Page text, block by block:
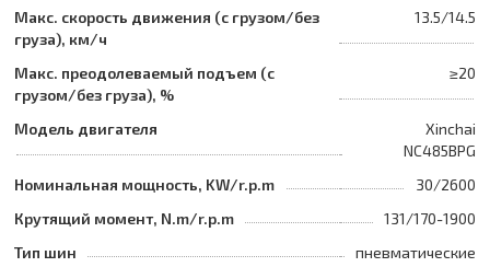
Макс. скорость движения (с грузом/без
груза), км/ч
13.5/14.5
Макс. преодолеваемый подъем (с
грузом/без груза), %
≥20
Модель двигателя
Xinchai
NC485BPG
Номинальная мощность, KW/r.p.m
30/2600
Крутящий момент, N.m/r.p.m
131/170-1900
Тип шин
пневматические